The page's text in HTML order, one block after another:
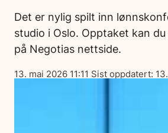
Det er nylig spilt inn
studio i Oslo. Opptaket kan
på Negotias nettside.
Lagt
ut
13. mai 2026 11:11 Sist oppdatert: